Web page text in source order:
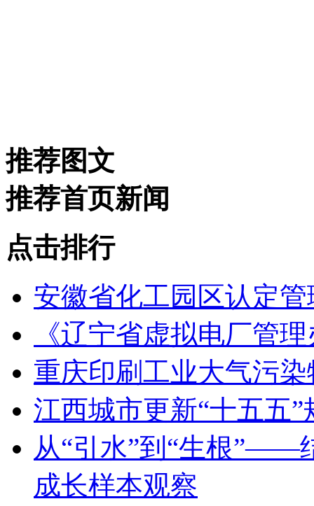
推荐图文
推荐首页新闻
点击排行
安徽省化工园区认定
《辽宁省虚拟电厂管
重庆印刷工业大气污
江西城市更新“十五五
从“引水”到“生根”——
成长样本观察